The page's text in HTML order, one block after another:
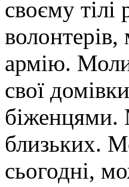
своєму
волонтерів,
армію.
свої
біженцями.
близьких.
сьогодні,